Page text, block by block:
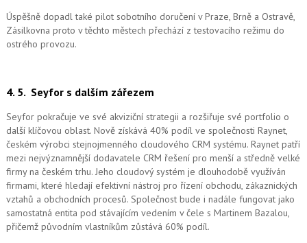
Úspěšně dopadl také pilot sobotního doručení v Praze, Brně a Ostravě,
Zásilkovna proto v těchto městech přechází z testovacího režimu do
ostrého provozu.
4. 5. Seyfor s dalším zářezem
Seyfor pokračuje ve své akviziční strategii a rozšiřuje své portfolio o
další klíčovou oblast. Nově získává 40% podíl ve společnosti Raynet,
českém výrobci stejnojmenného cloudového CRM systému. Raynet patří
mezi nejvýznamnější dodavatele CRM řešení pro menší a středně velké
firmy na českém trhu. Jeho cloudový systém je dlouhodobě využíván
firmami, které hledají efektivní nástroj pro řízení obchodu, zákaznických
vztahů a obchodních procesů. Společnost bude i nadále fungovat jako
samostatná entita pod stávajícím vedením v čele s Martinem Bazalou,
přičemž původním vlastníkům zůstává 60% podíl.